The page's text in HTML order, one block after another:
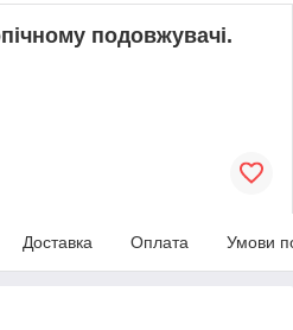
подовжувачі.
Доставка Оплата Умови